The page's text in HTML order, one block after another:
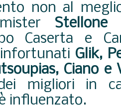
non al
Stellone-
Caserta e
Glik,
Ciano e
migliori in
influenzato.